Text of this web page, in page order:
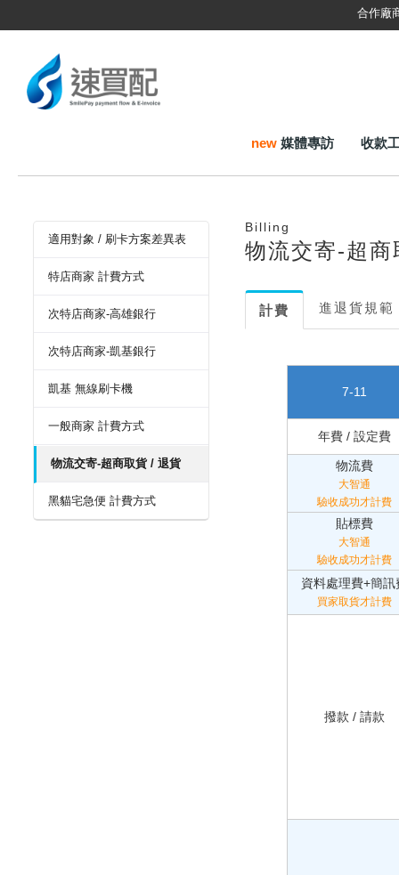
合作廠
new 媒體專訪 收款
適用對象 / 刷卡方案差異表
特店商家 計費方式
次特店商家-高雄銀行
次特店商家-凱基銀行
凱基 無線刷卡機
一般商家 計費方式
物流交寄-超商取貨 / 退貨
黑貓宅急便 計費方式
Billing
物流交寄-超
計費 進退貨規範
7-11
年費 / 設定費
物流費
大智通
驗收成功才計費
貼標費
大智通
驗收成功才計費
資料處理費+簡訊
買家取貨才計費
撥款 / 請款